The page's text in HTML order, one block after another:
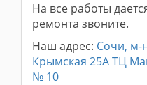
На все работы
ремонта звоните.
Наш адрес: Сочи, м-
Крымская 25А ТЦ
№ 10